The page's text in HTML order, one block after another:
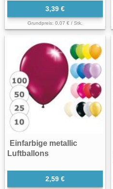
3,39 €
Grundpreis: 0,07 € / Stk.
Einfarbige metallic
Luftballons
2,59 €